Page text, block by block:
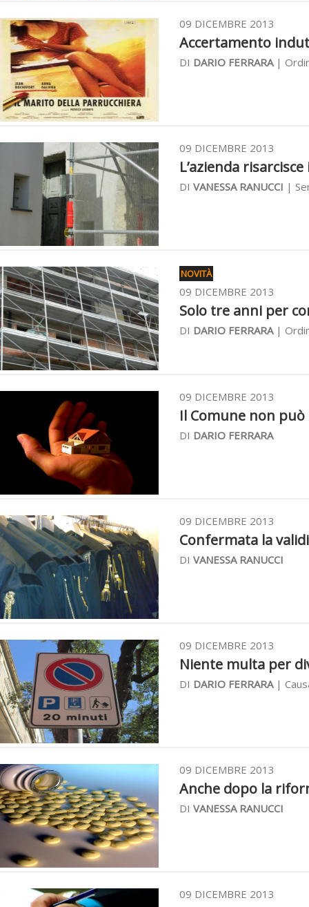
09 DICEMBRE 2013
Accertamento
DI DARIO FERRARA|
09 DICEMBRE 2013
L’azienda
DI VANESSA RANUCCI |
NOVITÀ
09 DICEMBRE 2013
Solo tre anni per
DI DARIO FERRARA|
09 DICEMBRE 2013
Il Comune non
DI DARIO FERRARA
09 DICEMBRE 2013
Confermata la
DI VANESSA RANUCCI
09 DICEMBRE 2013
Niente multa per
DI DARIO FERRARA|
09 DICEMBRE 2013
Anche dopo la
DI VANESSA RANUCCI
09 DICEMBRE 2013